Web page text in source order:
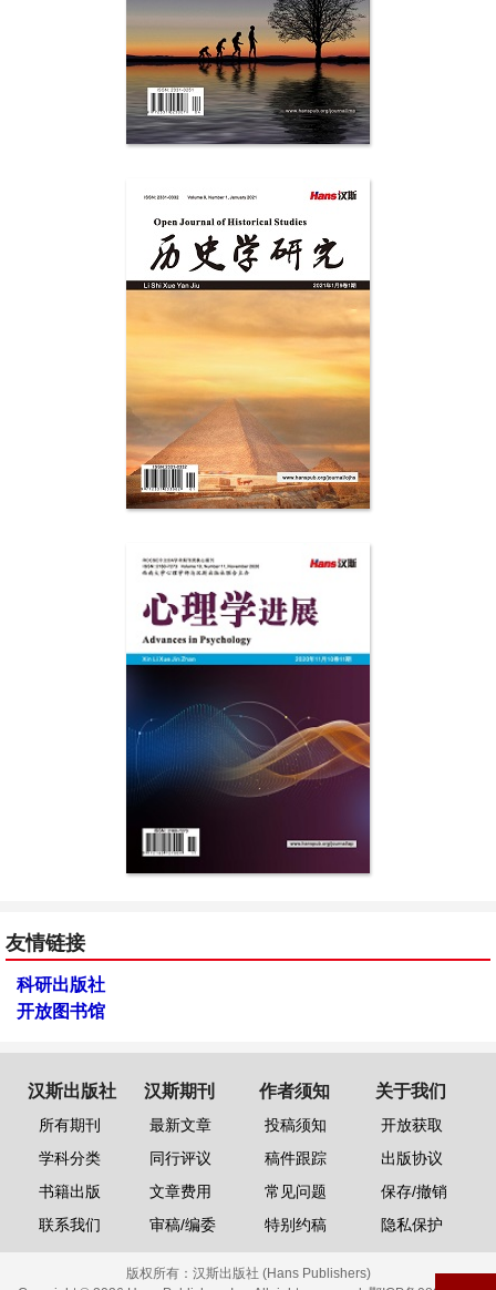
友情链接
科研出版社
开放图书馆
汉斯出版社
所有期刊
学科分类
书籍出版
联系我们
汉斯期刊
最新文章
同行评议
文章费用
审稿/编委
作者须知
投稿须知
稿件跟踪
常见问题
特别约稿
关于我们
开放获取
出版协议
保存/撤销
隐私保护
版权所有： 汉斯出版社 (Hans Publishers)